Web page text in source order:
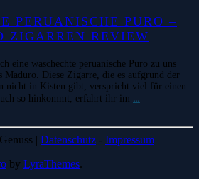
PERUANISCHE PURO –
ZIGARREN REVIEW
eine waschechte peruanische Puro zu uns
Maduro. Diese Zigarre, die es aufgrund der
nicht in Kisten gibt, verspricht viel für einen
so hinkommt, erfahrt ihr im …
| Datenschutz - Impressum
by LyraThemes.